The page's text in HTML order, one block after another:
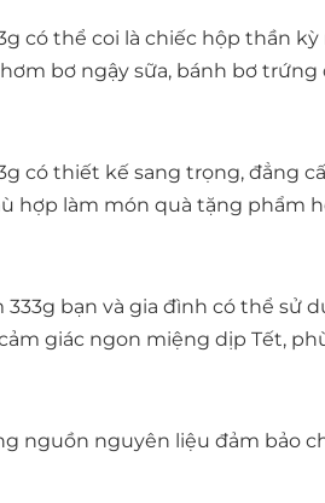
có thể coi là chiếc hộp thần
bơ ngậy sữa, bánh bơ
có thiết kế sang trọng, đẳng
hợp làm món quà tặng phẩm
333g bạn và gia đình có thể
giác ngon miệng dịp Tết,
nguồn nguyên liệu đảm bảo